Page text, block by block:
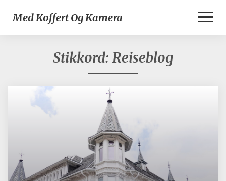
Med Koffert Og Kamera
Stikkord: Reiseblog